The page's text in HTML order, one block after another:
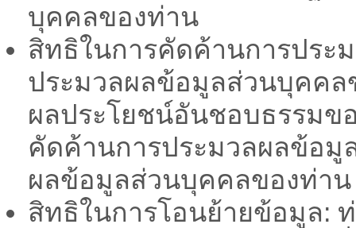
บุคคลของท่าน
สิทธิในการคัดค้านการประ
ประมวลผลข้อมูลส่วนบุคคล
ผลประโยชน์อันชอบธรรมข
คัดค้านการประมวลผลข้อมู
ผลข้อมูลส่วนบุคคลของท่าน
สิทธิในการโอนย้ายข้อมูล: